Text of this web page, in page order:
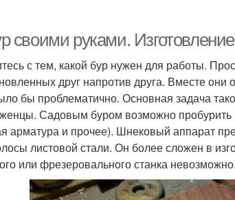
своими руками.
с тем, какой бур нужен для работы.
друг напротив друга. Вместе они
бы проблематично. Основная задача
Садовым буром возможно
арматура и прочее). Шнековый аппарат
листовой стали. Он более сложен в
или фрезеровального станка невозможно.